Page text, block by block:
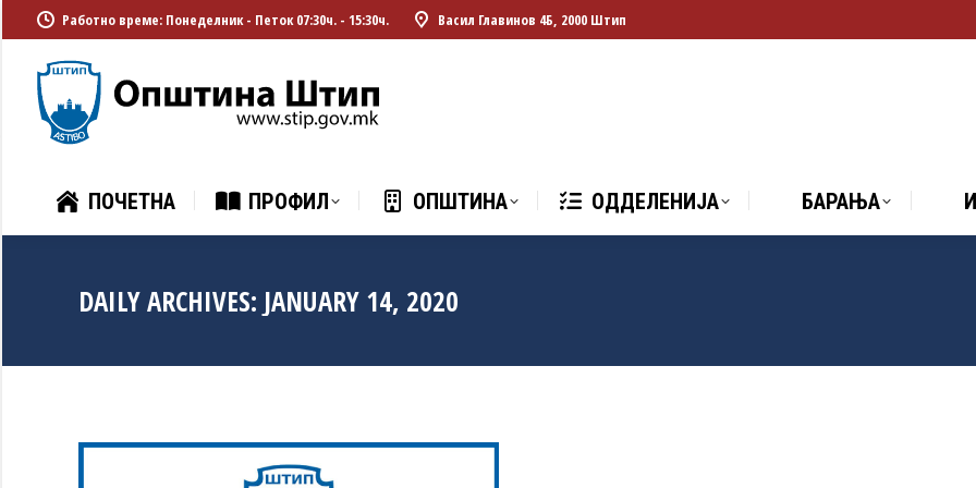
Работно време: Понеделник - Петок 07:30ч. - 15:30ч. Васил Главинов 4Б, 2000 Штип
ПОЧЕТНА ПРОФИЛ ОПШТИНА ОДДЕЛЕНИЈА БАРАЊА
DAILY ARCHIVES: JANUARY 14, 2020
ПОЧЕТНА ПРОФИЛ ОПШТИНА ОДДЕЛЕНИЈА БАРАЊА